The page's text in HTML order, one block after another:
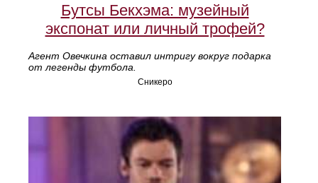
Бутсы Бекхэма: музейный
экспонат или личный трофей?
Агент Овечкина оставил интригу вокруг подарка
от легенды футбола.
Сникеро